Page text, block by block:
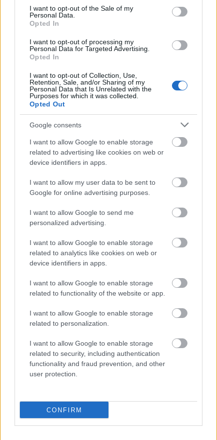
consent section.
I want to opt-out of the Sale of my
Personal Data.
Opted In
I want to opt-out of processing my
Personal Data for Targeted Advertising.
Opted In
I want to opt-out of Collection, Use,
Retention, Sale, and/or Sharing of my
Personal Data that Is Unrelated with the
Purposes for which it was collected.
Opted Out
Google consents
I want to allow Google to enable storage
related to advertising like cookies on web or
device identifiers in apps.
I want to allow my user data to be sent to
Google for online advertising purposes.
I want to allow Google to send me
personalized advertising.
I want to allow Google to enable storage
related to analytics like cookies on web or
device identifiers in apps.
I want to allow Google to enable storage
related to functionality of the website or app.
I want to allow Google to enable storage
related to personalization.
I want to allow Google to enable storage
related to security, including authentication
functionality and fraud prevention, and other
user protection.
CONFIRM
ünnepére készített kampányfotóihoz?
Még egy kis betekintést is kapunk a kulisszák mögé: